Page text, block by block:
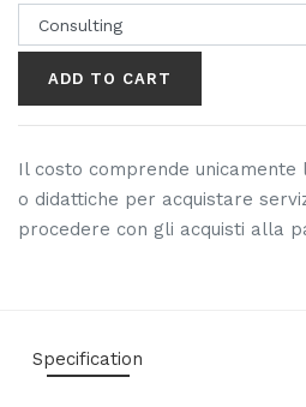
ADD TO CART
Il costo comprende unicamente
o didattiche per acquistare
procedere con gli acquisti alla
Specification